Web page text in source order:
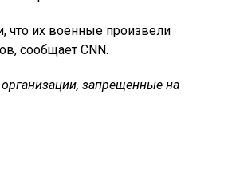
что их военные произвели
сообщает CNN.
запрещенные на